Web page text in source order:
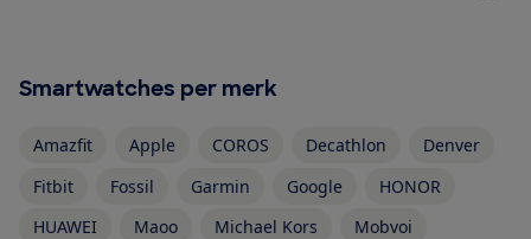
Smartwatches per merk
Amazfit Apple COROS Decathlon
Denver
Fitbit
Fossil Garmin Google
HONOR
HUAWEI
Maoo Michael Kors
Mobvoi